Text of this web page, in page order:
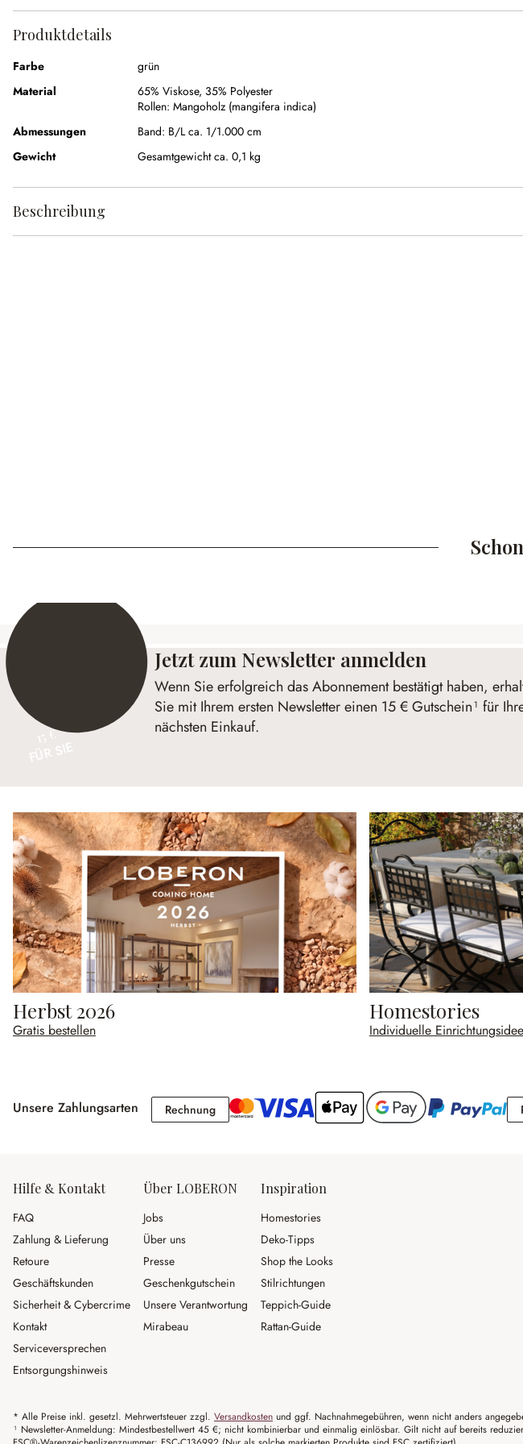
Produktdetails
Farbe
grün
Material
65% Viskose, 35% Polyester
Rollen: Mangoholz (mangifera indica)
Abmessungen
Band: B/L ca. 1/1.000 cm
Gewicht
Gesamtgewicht ca. 0,1 kg
Beschreibung
15 €
Jetzt zum Newsletter anmelden
Wenn Sie erfolgreich das Abonnement bestätigt haben,
Sie mit Ihrem ersten Newsletter einen 15 € Gutschein¹ für
nächsten Einkauf.
Herbst 2026
Gratis bestellen
Homestories
Individuelle
Unsere Zahlungsarten RechnungRechnung
Hilfe & Kontakt
FAQ
Zahlung & Lieferung
Retoure
Geschäftskunden
Sicherheit & Cybercrime
Kontakt
Serviceversprechen
Entsorgungshinweis
Über LOBERON
Jobs
Über uns
Presse
Geschenkgutschein
Unsere Verantwortung
Mirabeau
Inspiration
Homestories
Deko-Tipps
Shop the Looks
Stilrichtungen
Teppich-Guide
Rattan-Guide
* Alle Preise inkl. gesetzl. Mehrwertsteuer zzgl. Versandkosten und ggf. Nachnahmegebühren, wenn nicht anders
¹ Newsletter-Anmeldung: Mindestbestellwert 45 €; nicht kombinierbar und einmalig einlösbar. Gilt nicht auf bereits